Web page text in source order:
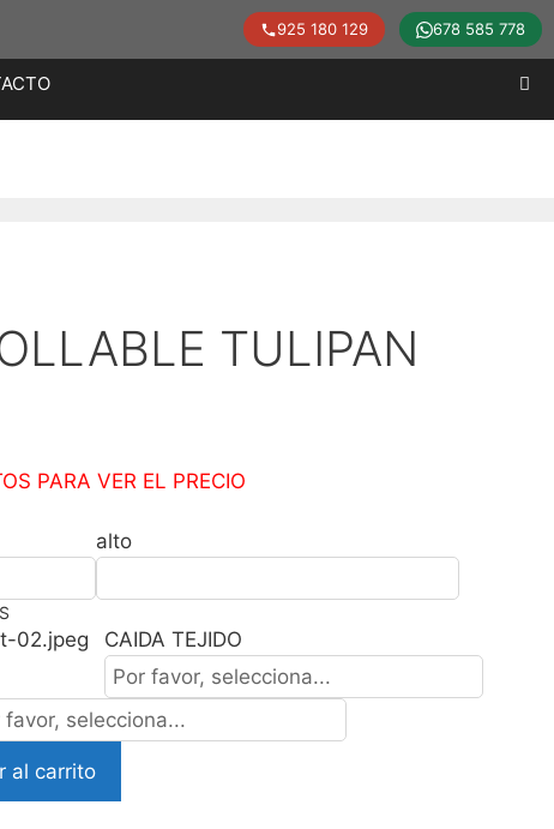
925 180 129 678 585 778
TULIPAN
PARA VER EL PRECIO
alto
CAIDA TEJIDO
al carrito